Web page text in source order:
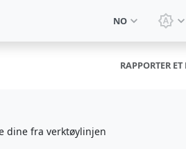
NO
RAPPORTER
dine fra verktøylinjen